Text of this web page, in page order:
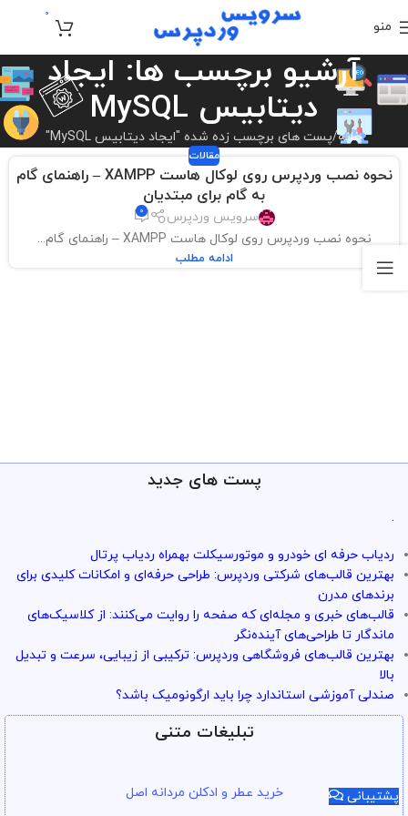
منو
0
آرشیو برچسب ها: ایجاد
دیتابیس MySQL
خانه پست های برچسب زده شده "ایجاد دیتابیس MySQL"
مقالات
نحوه نصب وردپرس روی لوکال هاست XAMPP – راهنمای گام
به گام برای مبتدیان
سرویس وردپرس 0
نحوه نصب وردپرس روی لوکال هاست XAMPP – راهنمای گام...
ادامه مطلب
پست های جدید
.
ردیاب حرفه ای خودرو و موتورسیکلت بهمراه ردیاب پرتال
بهترین قالب‌های شرکتی وردپرس: طراحی حرفه‌ای و امکانات کلیدی برای
برندهای مدرن
قالب‌های خبری و مجله‌ای که صفحه را روایت می‌کنند: از کلاسیک‌های
ماندگار تا طراحی‌های آینده‌نگر
بهترین قالب‌های فروشگاهی وردپرس: ترکیبی از زیبایی، سرعت و تبدیل
بالا
صندلی آموزشی استاندارد چرا باید ارگونومیک باشد؟
تبلیغات متنی
خرید عطر و ادکلن مردانه اصل
پشتیبانی